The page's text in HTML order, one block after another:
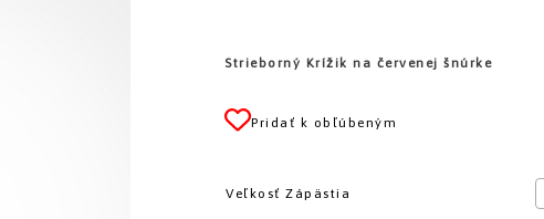
Strieborný Krížik na červenej šnúrke
Pridať k obľúbeným
Veľkosť Zápästia